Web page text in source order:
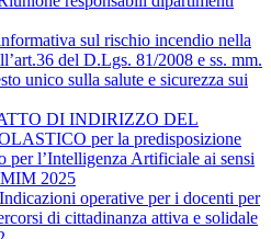
sul rischio incendio nella
del D.Lgs. 81/2008 e ss. mm.
unico sulla salute e sicurezza sui
DI INDIRIZZO DEL
per la predisposizione
per l’Intelligenza Artificiale ai sensi
2025
operative per i docenti per
di cittadinanza attiva e solidale